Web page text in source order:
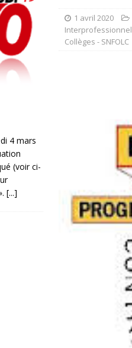
1 avril 2020
Interprofessionnel
Collèges - SNFOLC
4 mars
(voir ci-
[...]